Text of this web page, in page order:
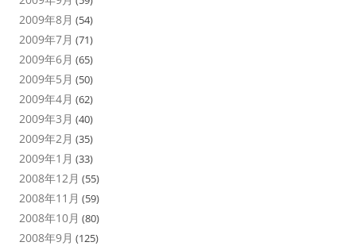
2009年8月 (54)
2009年7月 (71)
2009年6月 (65)
2009年5月 (50)
2009年4月 (62)
2009年3月 (40)
2009年2月 (35)
2009年1月 (33)
2008年12月 (55)
2008年11月 (59)
2008年10月 (80)
2008年9月 (125)